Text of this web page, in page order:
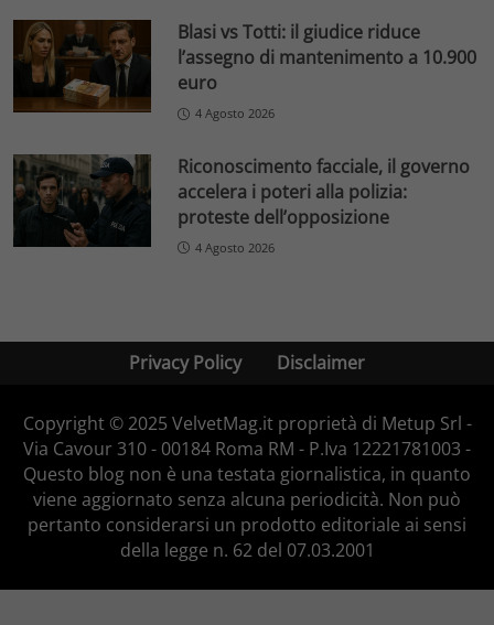
Blasi vs Totti: il giudice riduce
l’assegno di mantenimento a 10.900
euro
4 Agosto 2026
Riconoscimento facciale, il governo
accelera i poteri alla polizia:
proteste dell’opposizione
4 Agosto 2026
Privacy Policy Disclaimer
Copyright © 2025 VelvetMag.it proprietà di Metup Srl -
Via Cavour 310 - 00184 Roma RM - P.Iva 12221781003 -
Questo blog non è una testata giornalistica, in quanto
viene aggiornato senza alcuna periodicità. Non può
pertanto considerarsi un prodotto editoriale ai sensi
della legge n. 62 del 07.03.2001